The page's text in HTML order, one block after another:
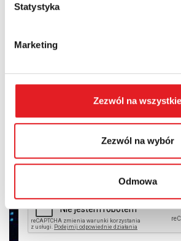
Statystyka
Marketing
Zezwól na wszystkie
Zezwól na wybór
Odmowa
Wyrażam zgodę na przetwarzanie
osobowych przez Relpol S.A. Więcej
przetwarzania danych osobowych w
Zapoznałem z treściąPolityki